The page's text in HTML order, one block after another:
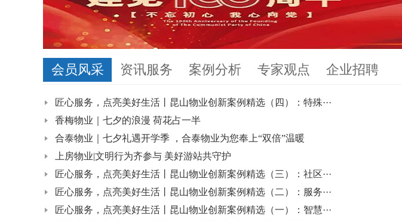
会员风采 资讯服务 案例分析 专家观点 企业招聘
匠心服务，点亮美好生活丨昆山物业创新案例精选（四）：特殊···
香梅物业｜七夕的浪漫 荷花占一半
合泰物业｜七夕礼遇开学季 ，合泰物业为您奉上“双倍”温暖
上房物业|文明行为齐参与 美好游站共守护
匠心服务，点亮美好生活丨昆山物业创新案例精选（三）：社区···
匠心服务，点亮美好生活丨昆山物业创新案例精选（二）：服务···
匠心服务，点亮美好生活丨昆山物业创新案例精选（一）：智慧···